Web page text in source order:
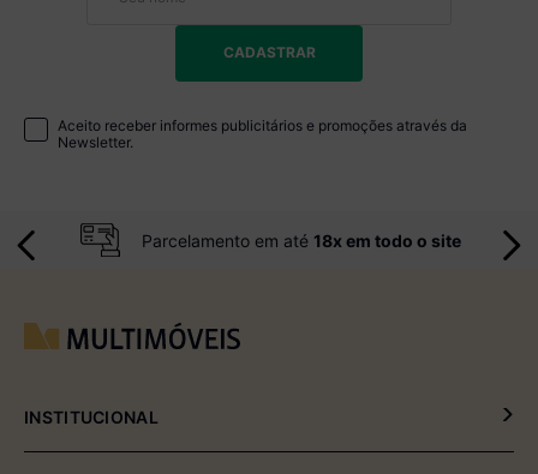
CADASTRAR
Aceito receber informes publicitários e promoções através da
Newsletter.
Parcelamento em até 18x em todo o site
INSTITUCIONAL